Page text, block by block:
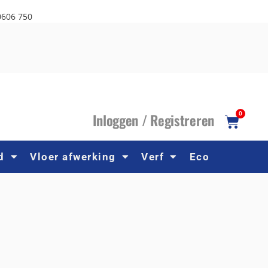
750
Inloggen /Registreren 0
Vloer afwerking Verf Eco